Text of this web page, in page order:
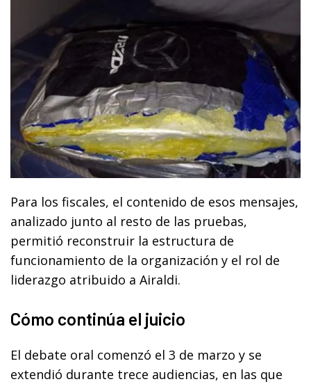
Para los fiscales, el contenido de esos mensajes,
analizado junto al resto de las pruebas,
permitió reconstruir la estructura de
funcionamiento de la organización y el rol de
liderazgo atribuido a Airaldi.
Cómo continúa el juicio
El debate oral comenzó el 3 de marzo y se
extendió durante trece audiencias, en las que